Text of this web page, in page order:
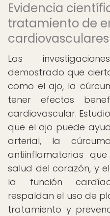
Evidencia
tratamiento de
cardiovasculares
Las
demostrado que
como el ajo, la
tener efectos
cardiovascular.
que el ajo puede
arterial, la
antiinflamatorias
salud del corazón, y
la función
respaldan el uso de
tratamiento y